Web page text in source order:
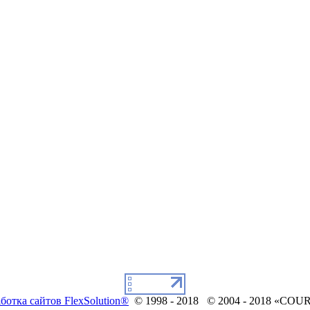
сайтов FlexSolution® © 1998 - 2018 © 2004 - 2018